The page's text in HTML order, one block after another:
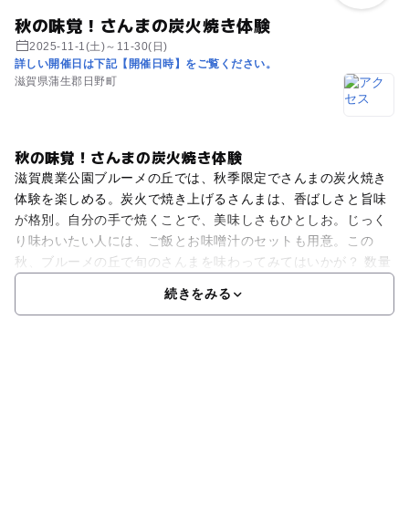
秋の味覚！さんまの炭火焼き体験
2025-11-1(土)～11-30(日)
詳しい開催日は下記【開催日時】をご覧ください。
滋賀県蒲生郡日野町
秋の味覚！さんまの炭火焼き体験
滋賀農業公園ブルーメの丘では、秋季限定でさんまの炭火焼き
体験を楽しめる。炭火で焼き上げるさんまは、香ばしさと旨味
が格別。自分の手で焼くことで、美味しさもひとしお。じっく
り味わいたい人には、ご飯とお味噌汁のセットも用意。この
秋、ブルーメの丘で旬のさんまを味わってみてはいかが？ 数量
続きをみる